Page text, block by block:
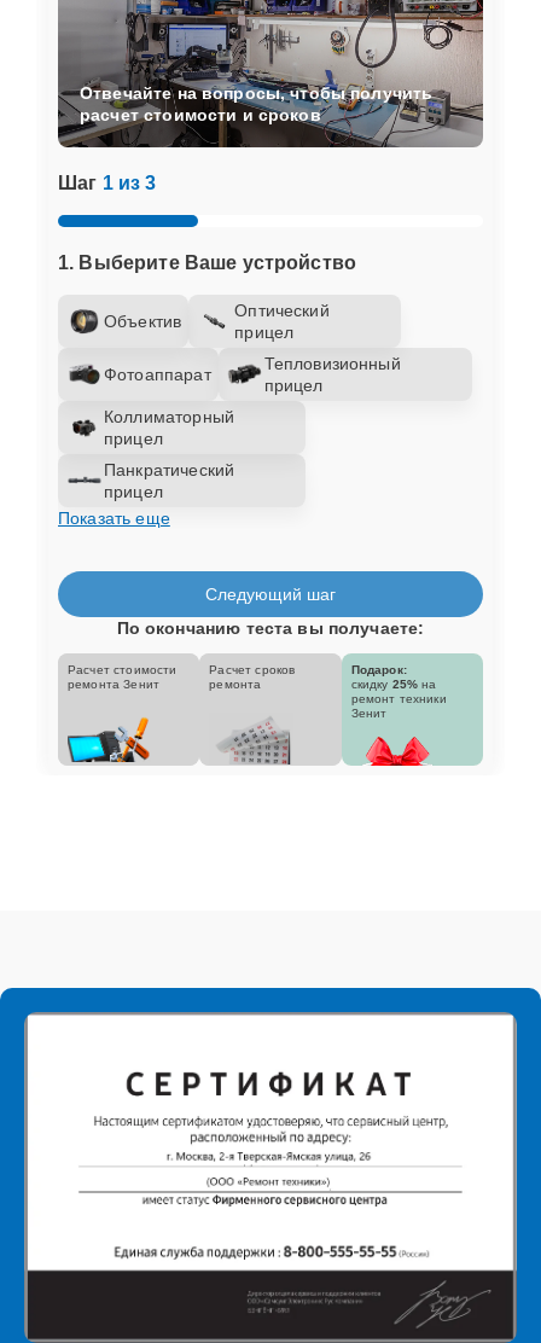
Шаг 1 из 3
1. Выберите Ваше устройство
Объектив
Оптический
прицел
Фотоаппарат
Тепловизионный
прицел
Коллиматорный
прицел
Панкратический
прицел
Показать еще
Отвечайте на вопросы, чтобы получить
расчет стоимости и сроков
Следующий шаг
По окончанию теста вы получаете:
Расчет стоимости
ремонта Зенит
Расчет сроков
ремонта
Подарок:
скидку 25% на
ремонт техники
Зенит